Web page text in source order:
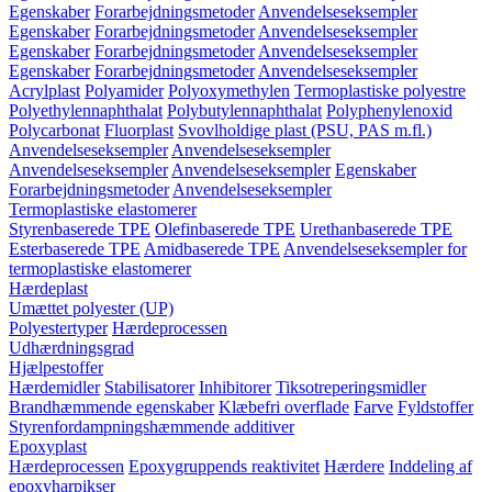
Egenskaber Forarbejdningsmetoder Anvendelseseksempler
Egenskaber Forarbejdningsmetoder Anvendelseseksempler
Egenskaber Forarbejdningsmetoder Anvendelseseksempler
Egenskaber Forarbejdningsmetoder Anvendelseseksempler
Acrylplast Polyamider Polyoxymethylen Termoplastiske polyestre
Polyethylennaphthalat Polybutylennaphthalat Polyphenylenoxid
Polycarbonat Fluorplast Svovlholdige plast (PSU, PAS m.fl.)
Anvendelseseksempler Anvendelseseksempler
Anvendelseseksempler Anvendelseseksempler Egenskaber
Forarbejdningsmetoder Anvendelseseksempler
Termoplastiske elastomerer
Styrenbaserede TPE Olefinbaserede TPE Urethanbaserede TPE
Esterbaserede TPE Amidbaserede TPE Anvendelseseksempler for
termoplastiske elastomerer
Hærdeplast
Umættet polyester (UP)
Polyestertyper Hærdeprocessen
Udhærdningsgrad
Hjælpestoffer
Hærdemidler Stabilisatorer Inhibitorer Tiksotreperingsmidler
Brandhæmmende egenskaber Klæbefri overflade Farve Fyldstoffer
Styrenfordampningshæmmende additiver
Epoxyplast
Hærdeprocessen Epoxygruppends reaktivitet Hærdere Inddeling af
epoxyharpikser